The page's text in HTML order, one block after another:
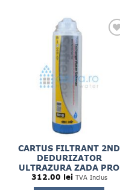
CARTUS FILTRANT 2ND
DEDURIZATOR
ULTRAZURA ZADA PRO
312.00 lei TVA Inclus